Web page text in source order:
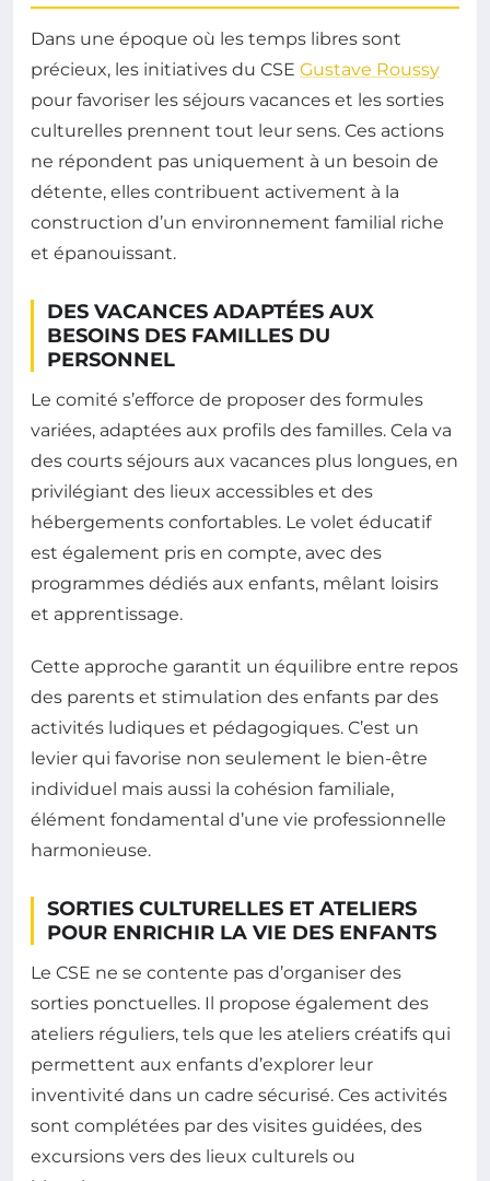
Dans une époque où les temps libres sont
précieux, les initiatives du CSE Gustave Roussy
pour favoriser les séjours vacances et les sorties
culturelles prennent tout leur sens. Ces actions
ne répondent pas uniquement à un besoin de
détente, elles contribuent activement à la
construction d’un environnement familial riche
et épanouissant.
DES VACANCES ADAPTÉES AUX
BESOINS DES FAMILLES DU
PERSONNEL
Le comité s’efforce de proposer des formules
variées, adaptées aux profils des familles. Cela va
des courts séjours aux vacances plus longues, en
privilégiant des lieux accessibles et des
hébergements confortables. Le volet éducatif
est également pris en compte, avec des
programmes dédiés aux enfants, mêlant loisirs
et apprentissage.
Cette approche garantit un équilibre entre repos
des parents et stimulation des enfants par des
activités ludiques et pédagogiques. C’est un
levier qui favorise non seulement le bien-être
individuel mais aussi la cohésion familiale,
élément fondamental d’une vie professionnelle
harmonieuse.
SORTIES CULTURELLES ET ATELIERS
POUR ENRICHIR LA VIE DES ENFANTS
Le CSE ne se contente pas d’organiser des
sorties ponctuelles. Il propose également des
ateliers réguliers, tels que les ateliers créatifs qui
permettent aux enfants d’explorer leur
inventivité dans un cadre sécurisé. Ces activités
sont complétées par des visites guidées, des
excursions vers des lieux culturels ou